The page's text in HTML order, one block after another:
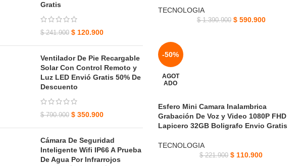
Gratis
$241.900 $ 120.900
Ventilador De Pie Recargable
Solar Con Control Remoto y
Luz LED Envió Gratis 50% De
Descuento
$790.900 $ 350.900
Cámara De Seguridad
Inteligente Wifi IP66 A Prueba
De Agua Por Infrarrojos
TECNOLOGIA
$1.390.900 $590.900
-50%
AGOT
ADO
Esfero Mini Camara Inalambrica
Grabación De Voz y Video 1080P FHD
Lapicero 32GB Boligrafo Envio Gratis
TECNOLOGIA
$221.900 $ 110.900